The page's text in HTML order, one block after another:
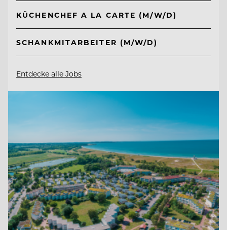
KÜCHENCHEF A LA CARTE (M/W/D)
SCHANKMITARBEITER (M/W/D)
Entdecke alle Jobs